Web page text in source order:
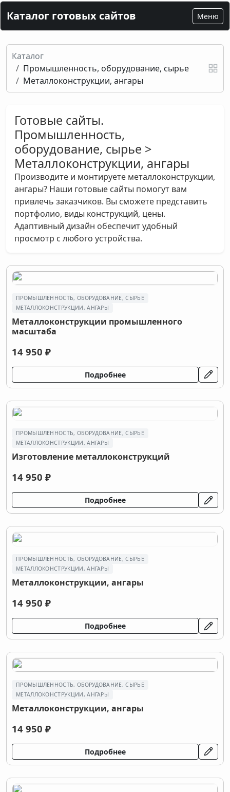
Каталог готовых сайтов Меню
Каталог
Промышленность, оборудование, сырье
Металлоконструкции, ангары
Готовые сайты.
Промышленность,
оборудование, сырье >
Металлоконструкции, ангары
Производите и монтируете металлоконструкции,
ангары? Наши готовые сайты помогут вам
привлечь заказчиков. Вы сможете представить
портфолио, виды конструкций, цены.
Адаптивный дизайн обеспечит удобный
просмотр с любого устройства.
ПРОМЫШЛЕННОСТЬ, ОБОРУДОВАНИЕ, СЫРЬЕ
МЕТАЛЛОКОНСТРУКЦИИ, АНГАРЫ
Металлоконструкции промышленного
масштаба
14 950 ₽
Подробнее
ПРОМЫШЛЕННОСТЬ, ОБОРУДОВАНИЕ, СЫРЬЕ
МЕТАЛЛОКОНСТРУКЦИИ, АНГАРЫ
Изготовление металлоконструкций
14 950 ₽
Подробнее
ПРОМЫШЛЕННОСТЬ, ОБОРУДОВАНИЕ, СЫРЬЕ
МЕТАЛЛОКОНСТРУКЦИИ, АНГАРЫ
Металлоконструкции, ангары
14 950 ₽
Подробнее
ПРОМЫШЛЕННОСТЬ, ОБОРУДОВАНИЕ, СЫРЬЕ
МЕТАЛЛОКОНСТРУКЦИИ, АНГАРЫ
Металлоконструкции, ангары
14 950 ₽
Подробнее